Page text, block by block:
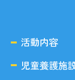
活動内容
児童養護施